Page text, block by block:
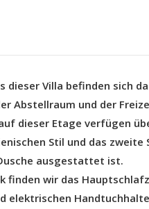
dieser Villa befinden sich
Abstellraum und der
dieser Etage verfügen
Stil und das
ausgestattet ist.
finden wir das
elektrischen